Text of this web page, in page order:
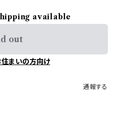
available
out
まいの方向け
通報する